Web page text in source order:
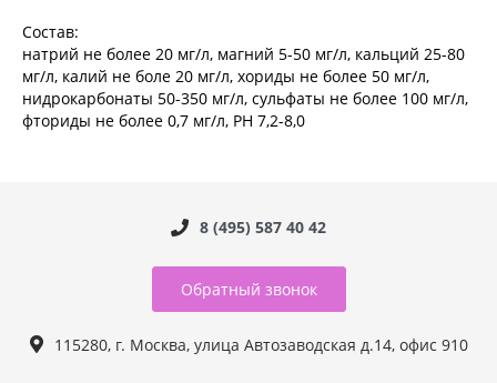
Состав:
натрий не более 20 мг/л, магний 5-50 мг/л, кальций 25-80
мг/л, калий не боле 20 мг/л, хориды не более 50 мг/л,
нидрокарбонаты 50-350 мг/л, сульфаты не более 100 мг/л,
фториды не более 0,7 мг/л, PH 7,2-8,0
8 (495) 587 40 42
Обратный звонок
115280, г. Москва, улица Автозаводская д.14, офис 910